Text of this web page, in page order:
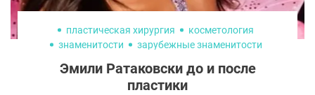
пластическая хирургия
косметология
знаменитости
зарубежные знаменитости
Эмили Ратаковски до и после
пластики